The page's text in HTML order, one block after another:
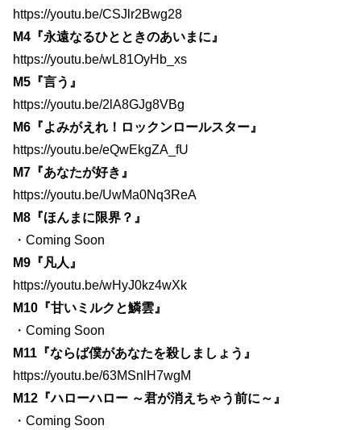
https://youtu.be/CSJlr2Bwg28
M4『永遠なるひとときのあいまに』
https://youtu.be/wL81OyHb_xs
M5『言う』
https://youtu.be/2lA8GJg8VBg
M6『よみがえれ！ロックンロールスター』
https://youtu.be/eQwEkgZA_fU
M7『あなたが好き』
https://youtu.be/UwMa0Nq3ReA
M8『ほんまに限界？』
・Coming Soon
M9『凡人』
https://youtu.be/wHyJ0kz4wXk
M10『甘いミルクと鱗雲』
・Coming Soon
M11『ならば僕があなたを殺しましょう』
https://youtu.be/63MSnlH7wgM
M12『ハローハロー ～君が消えちゃう前に～』
・Coming Soon